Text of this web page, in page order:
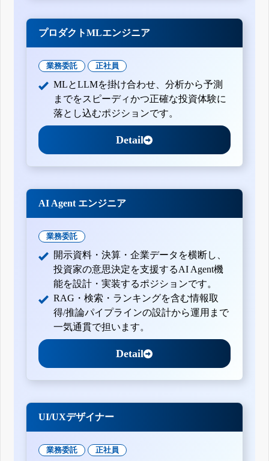
プロダクトMLエンジニア
業務委託 正社員
MLとLLMを掛け合わせ、分析から予測
までをスピーディかつ正確な投資体験に
落とし込むポジションです。
Detail
AI Agent エンジニア
業務委託
開示資料・決算・企業データを横断し、
投資家の意思決定を支援するAI Agent機
能を設計・実装するポジションです。
RAG・検索・ランキングを含む情報取
得/推論パイプラインの設計から運用まで
一気通貫で担います。
Detail
UI/UXデザイナー
業務委託 正社員